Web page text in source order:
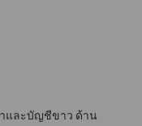
และบัญชีขาว ด้าน